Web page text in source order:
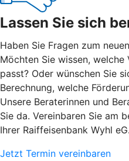
Lassen Sie sich
Haben Sie Fragen zum
Möchten Sie wissen,
passt? Oder wünschen Sie
Berechnung, welche
Unsere Beraterinnen und
Sie da. Vereinbaren Sie am
Ihrer Raiffeisenbank Wyhl eG.
Jetzt Termin vereinbaren